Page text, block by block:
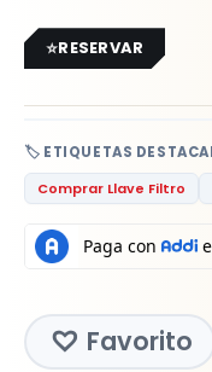
🏷️ ETIQUETAS
Comprar Llave Filtro
RESERVAR
Favorito